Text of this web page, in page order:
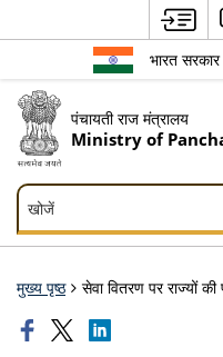
भारत सरकार
पंचायती राज मंत्रालय
Ministry of
खोजें
खोजें
मुख्य पृष्ठ सेवा वितरण पर राज्यों